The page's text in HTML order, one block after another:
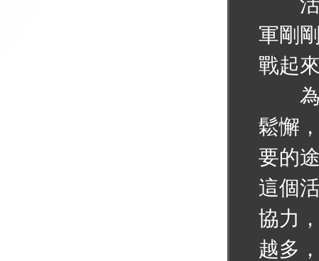
軍剛
戰起
為了
鬆懈
要的
這個
協力
越多